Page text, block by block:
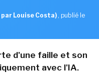
Louise Costa) , publié le
d'une faille et son
avec l'IA.